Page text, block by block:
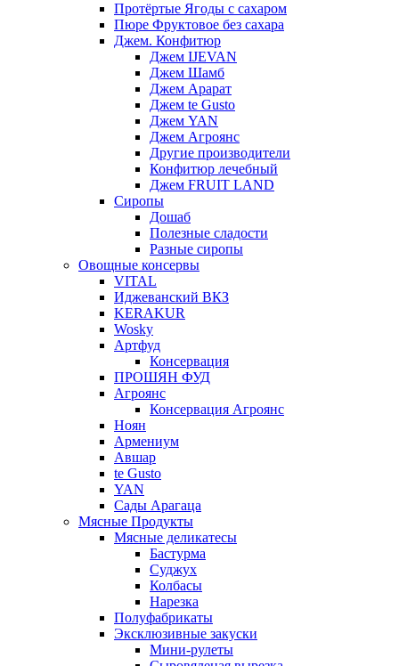
Протёртые Ягоды с сахаром
Пюре Фруктовое без сахара
Джем. Конфитюр
Джем IJEVAN
Джем Шамб
Джем Арарат
Джем te Gusto
Джем YAN
Джем Агроянс
Другие производители
Конфитюр лечебный
Джем FRUIT LAND
Сиропы
Дошаб
Полезные сладости
Разные сиропы
Овощные консервы
VITAL
Иджеванский ВКЗ
KERAKUR
Wosky
Артфуд
Консервация
ПРОШЯН ФУД
Агроянс
Консервация Агроянс
Ноян
Армениум
Авшар
te Gusto
YAN
Сады Арагаца
Мясные Продукты
Мясные деликатесы
Бастурма
Суджух
Колбасы
Нарезка
Полуфабрикаты
Эксклюзивные закуски
Мини-рулеты